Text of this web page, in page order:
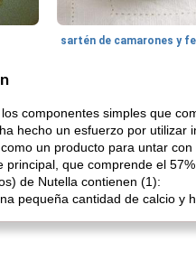
sartén de camarones y
componentes simples que
hecho un esfuerzo por utilizar
un producto para untar
que comprende el 57%
de Nutella contienen (1):
pequeña cantidad de calcio y